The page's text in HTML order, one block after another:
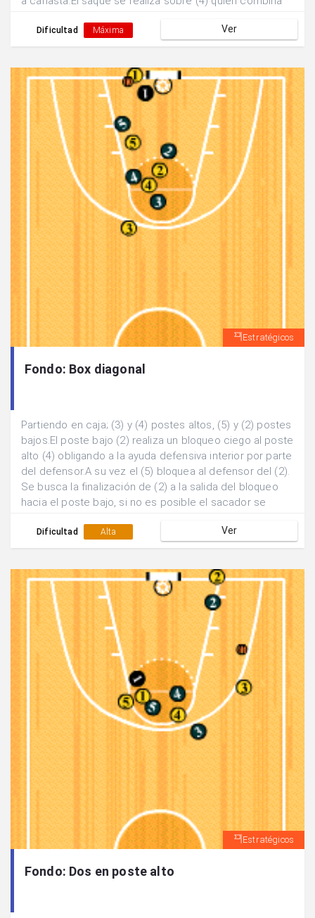
tras bloqueo de (5) para lanzamiento exterior.
Dificultad Máxima Ver
Estratégicos
Fondo: Box diagonal
Partiendo en caja; (3) y (4) postes altos, (5) y (2) postes
bajos.El poste bajo (2) realiza un bloqueo ciego al poste
alto (4) obligando a la ayuda defensiva interior por parte
del defensor.A su vez el (5) bloquea al defensor del (2).
Se busca la finalización de (2) a la salida del bloqueo
hacia el poste bajo, si no es posible el sacador se
sistema y continuar el juego.
Dificultad Alta Ver
Estratégicos
Fondo: Dos en poste alto